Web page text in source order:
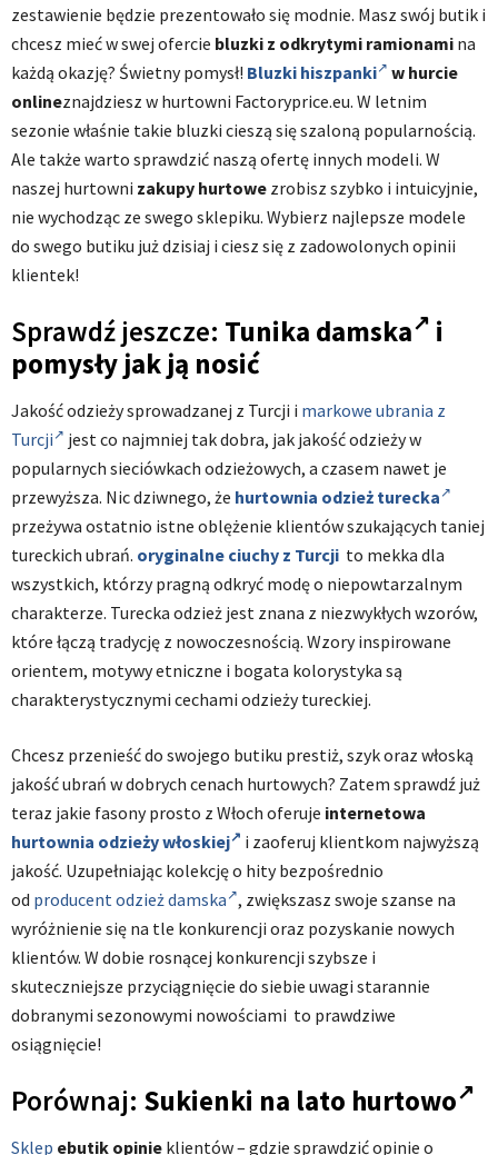
zestawienie będzie prezentowało się modnie. Masz swój butik i
chcesz mieć w swej ofercie bluzki z odkrytymi ramionami na
każdą okazję? Świetny pomysł! Bluzki hiszpanki
w hurcie
onlineznajdziesz w hurtowni Factoryprice.eu. W letnim
sezonie właśnie takie bluzki cieszą się szaloną popularnością.
Ale także warto sprawdzić naszą ofertę innych modeli. W
naszej hurtowni zakupy hurtowe zrobisz szybko i intuicyjnie,
nie wychodząc ze swego sklepiku. Wybierz najlepsze modele
do swego butiku już dzisiaj i ciesz się z zadowolonych opinii
klientek!
Sprawdź jeszcze: Tunika damska
i
pomysły jak ją nosić
Jakość odzieży sprowadzanej z Turcji i markowe ubrania z
Turcji
jest co najmniej tak dobra, jak jakość odzieży w
popularnych sieciówkach odzieżowych, a czasem nawet je
przewyższa. Nic dziwnego, że hurtownia odzież turecka
przeżywa ostatnio istne oblężenie klientów szukających taniej
tureckich ubrań. oryginalne ciuchy z Turcji to mekka dla
wszystkich, którzy pragną odkryć modę o niepowtarzalnym
charakterze. Turecka odzież jest znana z niezwykłych wzorów,
które łączą tradycję z nowoczesnością. Wzory inspirowane
orientem, motywy etniczne i bogata kolorystyka są
charakterystycznymi cechami odzieży tureckiej.
Chcesz przenieść do swojego butiku prestiż, szyk oraz włoską
jakość ubrań w dobrych cenach hurtowych? Zatem sprawdź już
teraz jakie fasony prosto z Włoch oferuje internetowa
hurtownia odzieży włoskiej
i zaoferuj klientkom najwyższą
jakość. Uzupełniając kolekcję o hity bezpośrednio
od producent odzież damska , zwiększasz swoje szanse na
wyróżnienie się na tle konkurencji oraz pozyskanie nowych
klientów. W dobie rosnącej konkurencji szybsze i
skuteczniejsze przyciągnięcie do siebie uwagi starannie
dobranymi sezonowymi nowościami to prawdziwe
osiągnięcie!
Porównaj: Sukienki na lato hurtowo
Sklep ebutik opinie klientów – gdzie sprawdzić opinie o